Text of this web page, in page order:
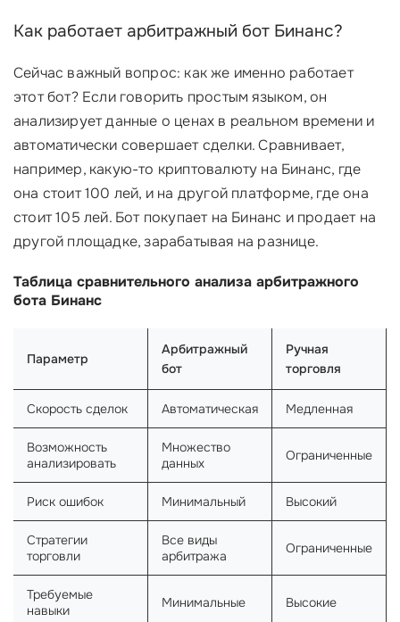
Как работает арбитражный бот Бинанс?
Сейчас важный вопрос: как же именно работает
этот бот? Если говорить простым языком, он
анализирует данные о ценах в реальном времени и
автоматически совершает сделки. Сравнивает,
например, какую-то криптовалюту на Бинанс, где
она стоит 100 лей, и на другой платформе, где она
стоит 105 лей. Бот покупает на Бинанс и продает на
другой площадке, зарабатывая на разнице.
Таблица сравнительного анализа арбитражного
бота Бинанс
Параметр
Арбитражный
бот
Ручная
торговля
Скорость сделок Автоматическая Медленная
Возможность
анализировать
Множество
данных
Ограниченные
Риск ошибок Минимальный Высокий
Стратегии
торговли
Все виды
арбитража
Ограниченные
Требуемые
навыки
Минимальные Высокие